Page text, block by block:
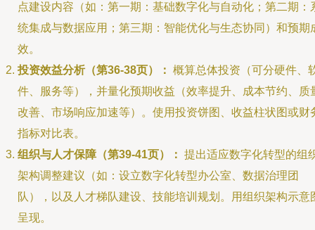
点建设内容（如：第一期：基础数字化与自动化；第二期：
统集成与数据应用；第三期：智能优化与生态协同）和预期
效。
投资效益分析（第36-38页）： 概算总体投资（可分硬件、
件、服务等），并量化预期收益（效率提升、成本节约、质
改善、市场响应加速等）。使用投资饼图、收益柱状图或财
指标对比表。
组织与人才保障（第39-41页）： 提出适应数字化转型的组
架构调整建议（如：设立数字化转型办公室、数据治理团
队），以及人才梯队建设、技能培训规划。用组织架构示意
呈现。